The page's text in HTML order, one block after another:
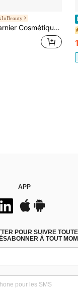
Visage Crème de jour hydratante et repulpante à l&#39;aloe hyaluronique
APP
POUR SUIVRE
À TOUT